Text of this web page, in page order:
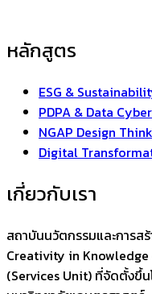
หลักสูตร
ESG &
PDPA & Data
NGAP Design
Digital
เกี่ยวกับเรา
สถาบันนวัตกรรมและการส
Creativity in Knowledge
(Services Unit) ที่จัดตั้งขึ้